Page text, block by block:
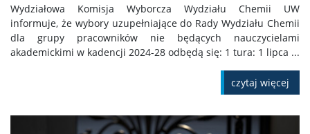
Wydziałowa Komisja Wyborcza Wydziału Chemii UW
informuje, że wybory uzupełniające do Rady Wydziału Chemii
dla grupy pracowników nie będących nauczycielami
akademickimi w kadencji 2024-28 odbędą się: 1 tura: 1 lipca ...
czytaj więcej